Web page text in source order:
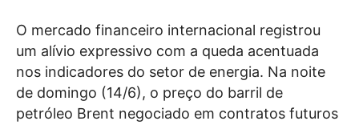
O mercado financeiro internacional registrou
um alívio expressivo com a queda acentuada
nos indicadores do setor de energia. Na noite
de domingo (14/6), o preço do barril de
petróleo Brent negociado em contratos futuros